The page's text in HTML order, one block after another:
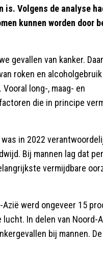
Volgens de analyse
kunnen worden door
gevallen van kanker.
roken en
long-, maag- en
die in principe
in 2022
Bij mannen lag dat
vermijdbare
werd ongeveer 15
In delen van Noord-
bij mannen.